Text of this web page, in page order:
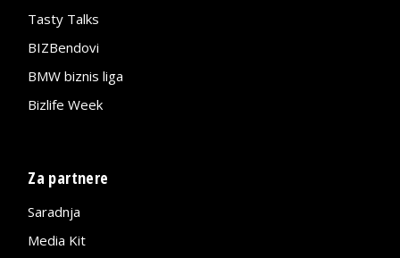
Tasty Talks
BIZBendovi
BMW biznis liga
Bizlife Week
Za partnere
Saradnja
Media Kit